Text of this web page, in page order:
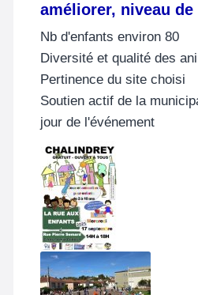
améliorer, niveau
Nb d'enfants environ 80
Diversité et qualité des
Pertinence du site choisi
Soutien actif de la
jour de l'événement